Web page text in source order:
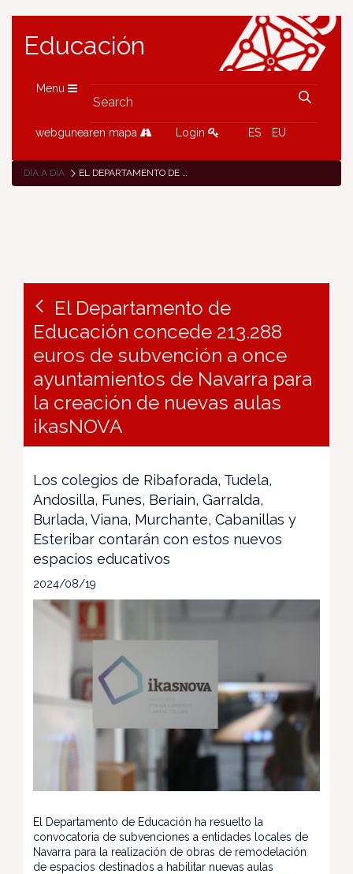
Educación
Menu
webgunearen mapa Login ES EU
DÍA A DÍA EL DEPARTAMENTO DE EDUCACIÓN CONCEDE 213.288 EUROS DE SUBVENCIÓN A ONCE AYUNTAMIENTOS DE NAVARRA PARA LA CREACIÓN DE NUEVAS AULAS IKASNOVA
El Departamento de
Educación concede 213.288
euros de subvención a once
ayuntamientos de Navarra para
la creación de nuevas aulas
ikasNOVA
Los colegios de Ribaforada, Tudela,
Andosilla, Funes, Beriain, Garralda,
Burlada, Viana, Murchante, Cabanillas y
Esteribar contarán con estos nuevos
espacios educativos
2024/08/19
El Departamento de Educación ha resuelto la
convocatoria de subvenciones a entidades locales de
Navarra para la realización de obras de remodelación
de espacios destinados a habilitar nuevas aulas